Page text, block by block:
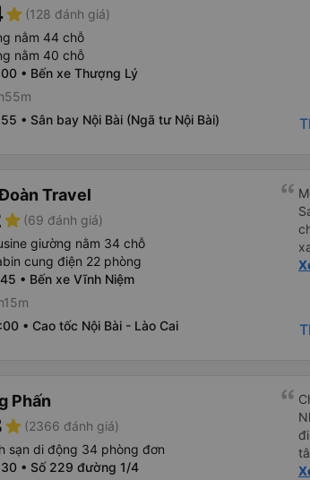
star (128 đánh giá)
nằm 44 chỗ
nằm 40 chỗ
• Bến xe Thượng Lý
• Sân bay Nội Bài (Ngã tư Nội Bài)
Travel
star (69 đánh giá)
giường nằm 34 chỗ
cung điện 22 phòng
• Bến xe Vĩnh Niệm
• Cao tốc Nội Bài - Lào Cai
Phấn
star (2366 đánh giá)
sạn di động 34 phòng đơn
• Số 229 đường 1/4